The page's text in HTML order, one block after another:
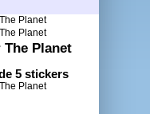
Planet
5 stickers